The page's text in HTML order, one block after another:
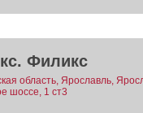
Филикс
область, Ярославль,
шоссе, 1 ст3